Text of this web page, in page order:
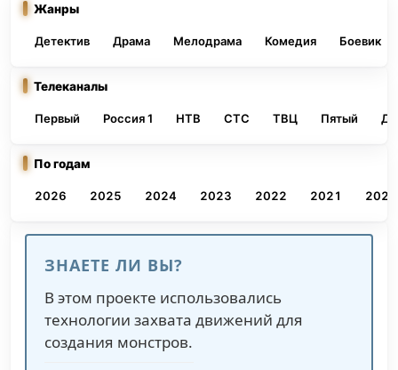
Жанры
Детектив Драма Мелодрама Комедия Боевик
Телеканалы
Первый Россия 1 НТВ СТС ТВЦ Пятый
По годам
2026 2025 2024 2023 2022 2021 2020
ЗНАЕТЕ ЛИ ВЫ?
В этом проекте использовались
технологии захвата движений для
создания монстров.